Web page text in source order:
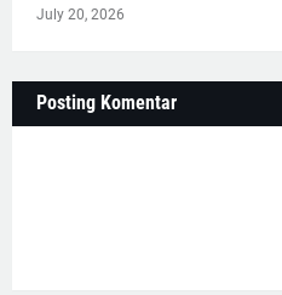
July 20, 2026
Posting Komentar